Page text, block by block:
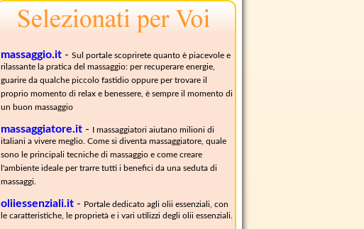
massaggio.it - Sul portale scoprirete quanto è piacevole e
rilassante la pratica del massaggio: per recuperare energie,
guarire da qualche piccolo fastidio oppure per trovare il
proprio momento di relax e benessere, è sempre il momento di
un buon massaggio
massaggiatore.it - I massaggiatori aiutano milioni di
italiani a vivere meglio. Come si diventa massaggiatore, quale
sono le principali tecniche di massaggio e come creare
l'ambiente ideale per trarre tutti i benefici da una seduta di
massaggi.
oliiessenziali.it - Portale dedicato agli olii essenziali, con
le caratteristiche, le proprietà e i vari utilizzi degli olii essenziali.